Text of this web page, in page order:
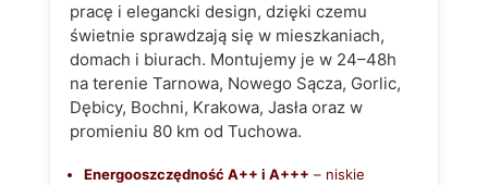
pracę i elegancki design, dzięki czemu
świetnie sprawdzają się w mieszkaniach,
domach i biurach. Montujemy je w 24–48h
na terenie Tarnowa, Nowego Sącza, Gorlic,
Dębicy, Bochni, Krakowa, Jasła oraz w
promieniu 80 km od Tuchowa.
Energooszczędność A++ i A+++ – niskie